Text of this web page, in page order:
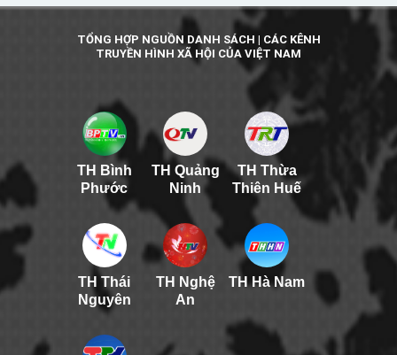
TỔNG HỢP NGUỒN DANH SÁCH | CÁC KÊNH
TRUYỀN HÌNH XÃ HỘI CỦA VIỆT NAM
TH Bình
Phước
TH Quảng
Ninh
TH Thừa
Thiên Huế
TH Thái
Nguyên
TH Nghệ
An
TH Hà Nam